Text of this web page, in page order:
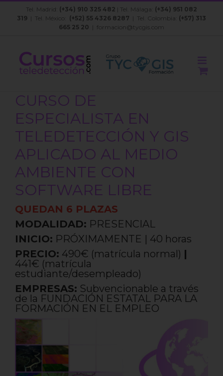
Saltar
Tel. Madrid: (+34) 910 325 482 | Tel. Málaga: (+34) 951 082
319 | Tel. México: (+52) 55 4326 8287 | Tel. Colombia: (+57) 313
665 25 20 | formacion@tycgis.com
CURSO DE
ESPECIALISTA EN
TELEDETECCIÓN Y GIS
APLICADO AL MEDIO
AMBIENTE CON
SOFTWARE LIBRE
QUEDAN 6 PLAZAS
MODALIDAD: PRESENCIAL
INICIO: PRÓXIMAMENTE | 40 horas
PRECIO: 490€ (matrícula normal) |
441€ (matrícula
estudiante/desempleado)
EMPRESAS: Subvencionable a través
de la FUNDACIÓN ESTATAL PARA LA
FORMACIÓN EN EL EMPLEO